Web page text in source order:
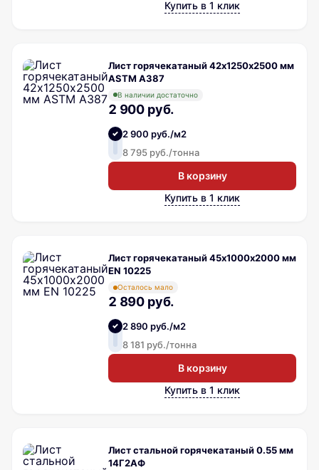
Купить в 1 клик
Лист горячекатаный 42х1250х2500 мм
ASTM A387
В наличии достаточно
2 900 руб.
2 900 руб./м2
8 795 руб./тонна
В корзину
Купить в 1 клик
Лист горячекатаный 45х1000х2000 мм
EN 10225
Осталось мало
2 890 руб.
2 890 руб./м2
8 181 руб./тонна
В корзину
Купить в 1 клик
Лист стальной горячекатаный 0.55 мм
14Г2АФ